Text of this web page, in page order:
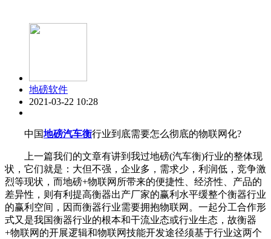
地磅软件
2021-03-22 10:28
中国地磅汽车衡行业到底需要怎么彻底的物联网化?
上一篇我们的文章有讲到我过地磅(汽车衡)行业的整体现
状，它们就是：大但不强，企业多，需求少，利润低，竞争激
烈等现状，而地磅+物联网所带来的便捷性、经济性、产品的
差异性，则有利提高衡器出产厂家的赢利水平缓整个衡器行业
的赢利空间，因而衡器行业需要拥抱物联网。一起分工合作形
式又是我国衡器行业的根本和干流业态或行业生态，故衡器
+物联网的开展逻辑和物联网技能开发途径须基于行业这两个